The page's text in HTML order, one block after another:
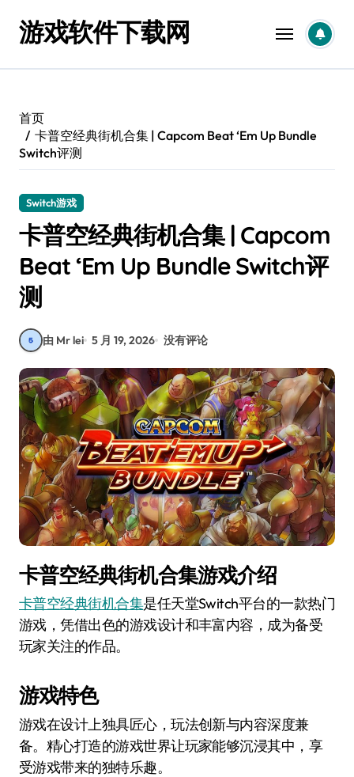
游戏软件下载网
首页
卡普空经典街机合集 | Capcom Beat ‘Em Up Bundle
Switch评测
Switch游戏
卡普空经典街机合集 | Capcom
Beat ‘Em Up Bundle Switch评
测
由 Mr lei 5 月 19, 2026 没有评论
卡普空经典街机合集游戏介绍
卡普空经典街机合集是任天堂Switch平台的一款热门
游戏，凭借出色的游戏设计和丰富内容，成为备受
玩家关注的作品。
游戏特色
游戏在设计上独具匠心，玩法创新与内容深度兼
备。精心打造的游戏世界让玩家能够沉浸其中，享
受游戏带来的独特乐趣。